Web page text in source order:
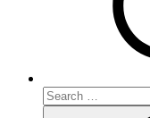
Search
for: